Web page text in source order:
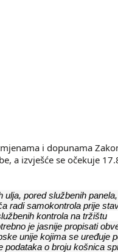
i dopunama
a izvješće se očekuje
pored službenih
radi samokontrola prije
kontrola na tržištu
je jasnije propisati
unije kojima se
o broju košnica